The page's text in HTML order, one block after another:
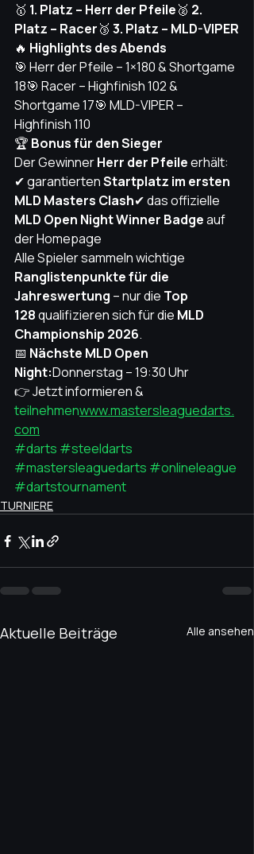
🥇 1. Platz – Herr der Pfeile🥈 2.
Platz – Racer🥉 3. Platz – MLD-VIPER
🔥 Highlights des Abends
🎯 Herr der Pfeile – 1×180 & Shortgame
18🎯 Racer – Highfinish 102 &
Shortgame 17🎯 MLD-VIPER –
Highfinish 110
🏆 Bonus für den Sieger
Der Gewinner Herr der Pfeile erhält:
✔ garantierten Startplatz im ersten
MLD Masters Clash✔ das offizielle
MLD Open Night Winner Badge auf
der Homepage
Alle Spieler sammeln wichtige
Ranglistenpunkte für die
Jahreswertung – nur die Top
128 qualifizieren sich für die MLD
Championship 2026.
📅 Nächste MLD Open
Night:Donnerstag – 19:30 Uhr
👉 Jetzt informieren &
teilnehmenwww.mastersleaguedarts.
com
#darts #steeldarts
#mastersleaguedarts #onlineleague
#dartstournament
TURNIERE
Aktuelle Beiträge Alle ansehen